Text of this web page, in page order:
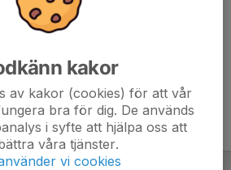
kakor
av kakor (cookies) för att vår
bra för dig. De används
i syfte att hjälpa oss att
våra tjänster.
vi cookies